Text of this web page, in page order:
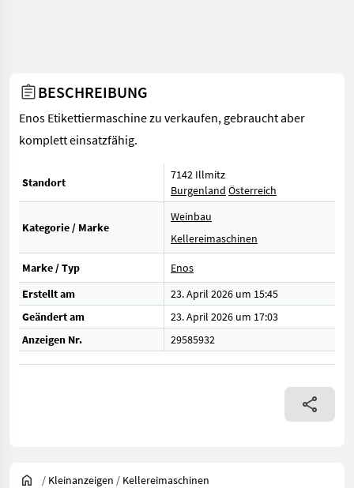
BESCHREIBUNG
Enos Etikettiermaschine zu verkaufen, gebraucht aber
komplett einsatzfähig.
Standort
7142 Illmitz
Burgenland Österreich
Kategorie / Marke
Weinbau
Kellereimaschinen
Marke / Typ
Enos
Erstellt am
23. April 2026 um 15:45
Geändert am
23. April 2026 um 17:03
Anzeigen Nr.
29585932
/ Kleinanzeigen / Kellereimaschinen